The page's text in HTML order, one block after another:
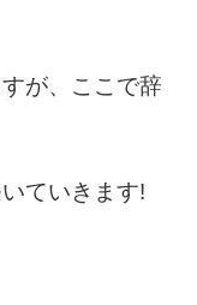
が、ここで辞
ていきます!